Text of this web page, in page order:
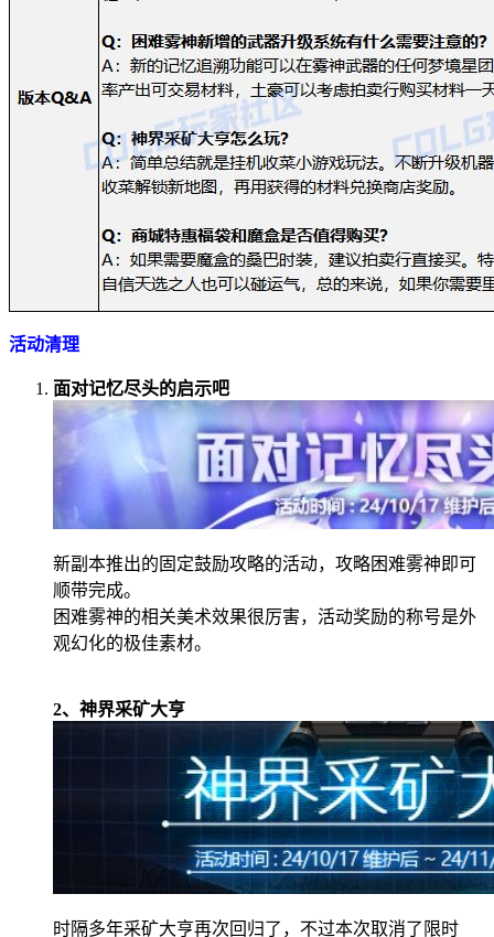
活动清理
面对记忆尽头的启示吧
新副本推出的固定鼓励攻略的活动，攻略困难雾神即可
顺带完成。
困难雾神的相关美术效果很厉害，活动奖励的称号是外
观幻化的极佳素材。
2、神界采矿大亨
时隔多年采矿大亨再次回归了，不过本次取消了限时